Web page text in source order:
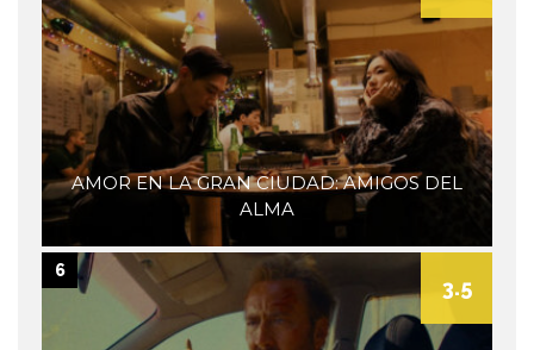
AMOR EN LA GRAN CIUDAD: AMIGOS DEL
ALMA
3.5
6